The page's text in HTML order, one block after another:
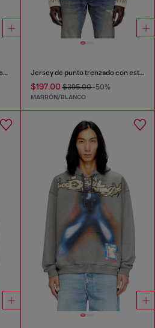
Jersey con estampado en reversa descolorido con letras Jersey de punto trenzado con estampado inverso
$197.00$395.00-50%
MARRÓN/BLANCO